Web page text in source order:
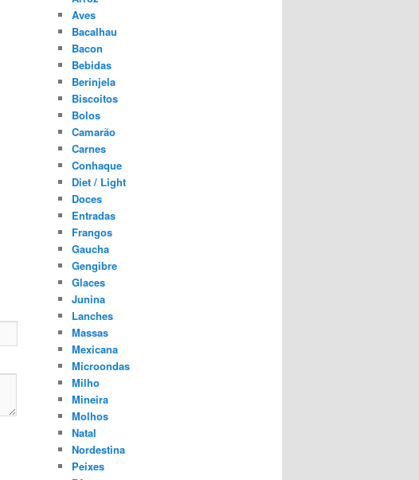
Aves
Bacalhau
Bacon
Bebidas
Berinjela
Biscoitos
Bolos
Camarão
Carnes
Conhaque
Diet / Light
Doces
Entradas
Frangos
Gaucha
Gengibre
Glaces
Junina
Lanches
Massas
Mexicana
Microondas
Milho
Mineira
Molhos
Natal
Nordestina
Peixes